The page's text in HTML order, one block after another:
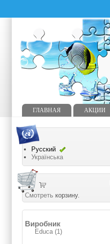
ГЛАВНАЯ АКЦИИ
Русский
Українська
Смотреть корзину.
Виробник
Educa (1)